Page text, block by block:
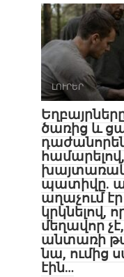
ԼՈՒՐԵՐ
ծառից և
պատիվը.
աղաչում էր
կրկնելով,
մեղավոր
անտառի
նա, ումից
էին…